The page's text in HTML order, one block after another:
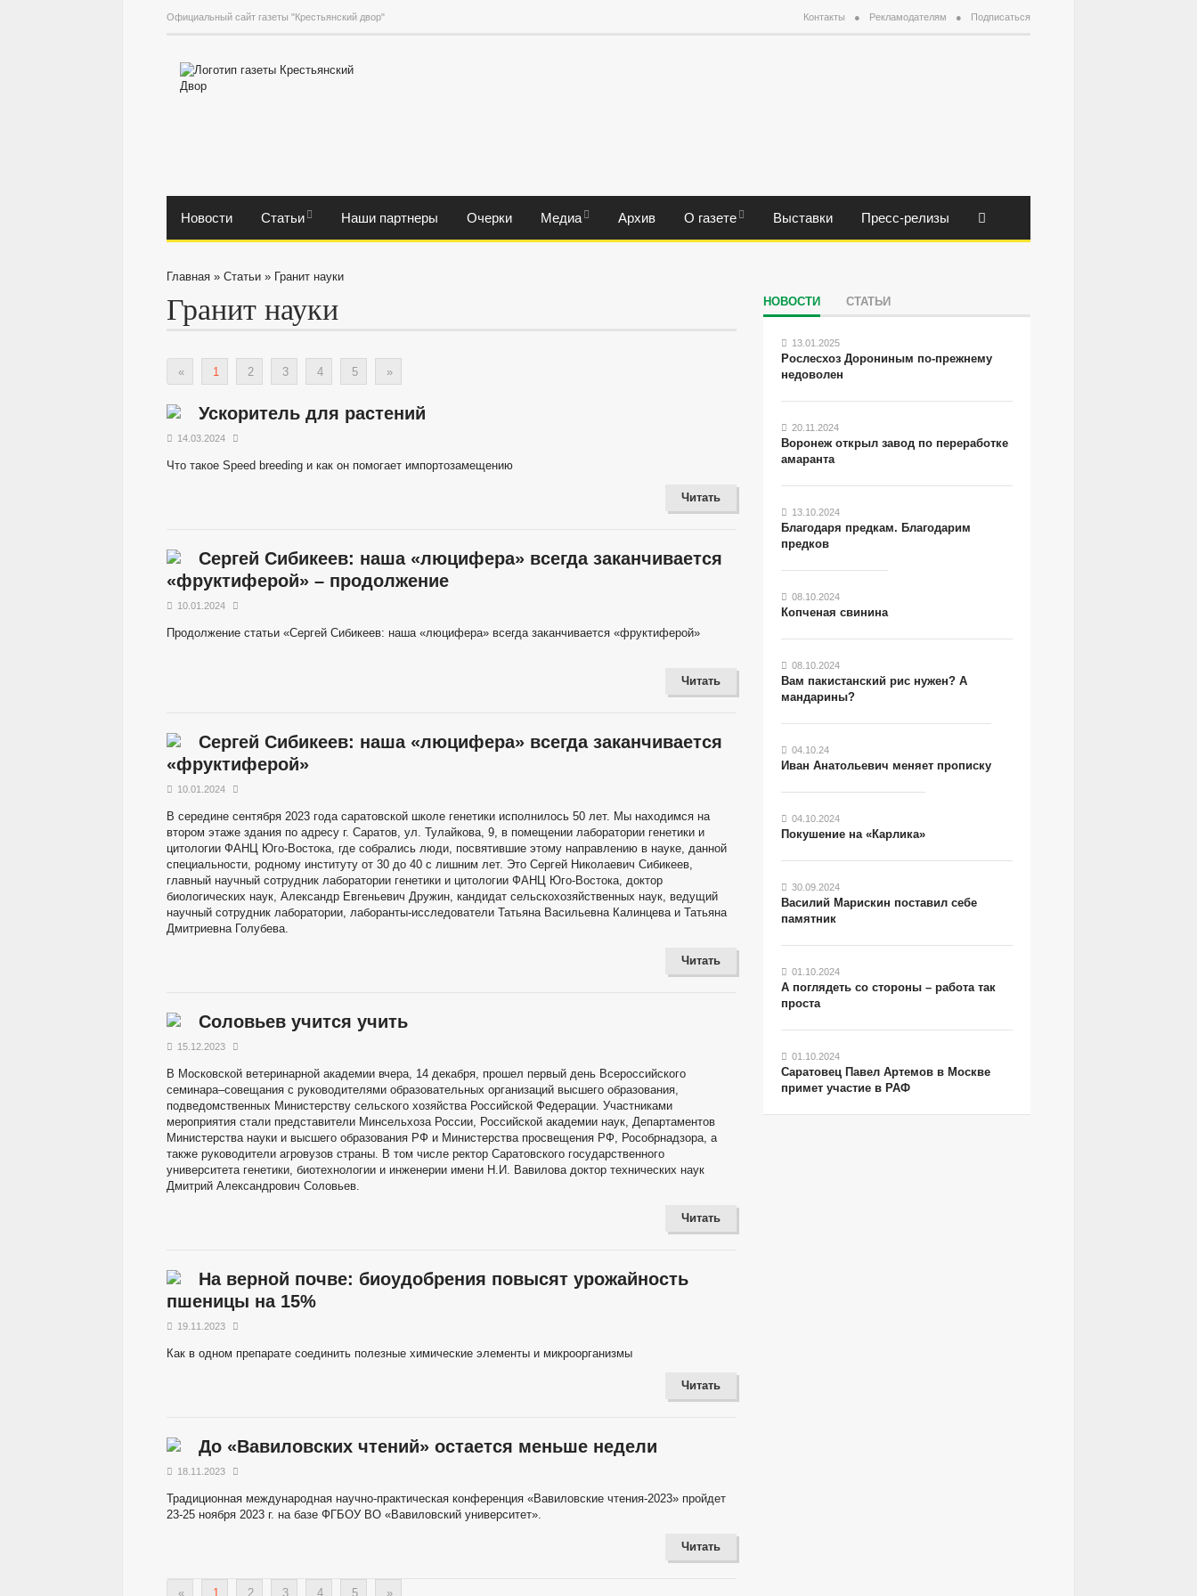
Официальный сайт газеты "Крестьянский двор" Контакты Рекламодателям Подписаться
Новости Статьи Наши партнеры Очерки Медиа Архив О газете Выставки Пресс-релизы
Главная » Статьи » Гранит науки
Гранит науки
« 1 2 3 4 5 »
Ускоритель для растений
14.03.2024
Что такое Speed breeding и как он помогает импортозамещению
Читать
Сергей Сибикеев: наша «люцифера» всегда заканчивается
«фруктиферой» – продолжение
10.01.2024
Продолжение статьи «Сергей Сибикеев: наша «люцифера» всегда заканчивается «фруктиферой»
Читать
Сергей Сибикеев: наша «люцифера» всегда заканчивается
«фруктиферой»
10.01.2024
В середине сентября 2023 года саратовской школе генетики исполнилось 50 лет. Мы находимся на
втором этаже здания по адресу г. Саратов, ул. Тулайкова, 9, в помещении лаборатории генетики и
цитологии ФАНЦ Юго-Востока, где собрались люди, посвятившие этому направлению в науке, данной
специальности, родному институту от 30 до 40 с лишним лет. Это Сергей Николаевич Сибикеев,
главный научный сотрудник лаборатории генетики и цитологии ФАНЦ Юго-Востока, доктор
биологических наук, Александр Евгеньевич Дружин, кандидат сельскохозяйственных наук, ведущий
научный сотрудник лаборатории, лаборанты-исследователи Татьяна Васильевна Калинцева и Татьяна
Дмитриевна Голубева.
Читать
Соловьев учится учить
15.12.2023
В Московской ветеринарной академии вчера, 14 декабря, прошел первый день Всероссийского
семинара–совещания с руководителями образовательных организаций высшего образования,
подведомственных Министерству сельского хозяйства Российской Федерации. Участниками
мероприятия стали представители Минсельхоза России, Российской академии наук, Департаментов
Министерства науки и высшего образования РФ и Министерства просвещения РФ, Рособрнадзора, а
также руководители агровузов страны. В том числе ректор Саратовского государственного
университета генетики, биотехнологии и инженерии имени Н.И. Вавилова доктор технических наук
Дмитрий Александрович Соловьев.
Читать
На верной почве: биоудобрения повысят урожайность
пшеницы на 15%
19.11.2023
Как в одном препарате соединить полезные химические элементы и микроорганизмы
Читать
До «Вавиловских чтений» остается меньше недели
18.11.2023
Традиционная международная научно-практическая конференция «Вавиловские чтения-2023» пройдет
23-25 ноября 2023 г. на базе ФГБОУ ВО «Вавиловский университет».
Читать
« 1 2 3 4 5 »
НОВОСТИ СТАТЬИ
13.01.2025
Рослесхоз Дорониным по-прежнему
недоволен
20.11.2024
Воронеж открыл завод по переработке
амаранта
13.10.2024
Благодаря предкам. Благодарим
предков
08.10.2024
Копченая свинина
08.10.2024
Вам пакистанский рис нужен? А
мандарины?
04.10.24
Иван Анатольевич меняет прописку
04.10.2024
Покушение на «Карлика»
30.09.2024
Василий Марискин поставил себе
памятник
01.10.2024
А поглядеть со стороны – работа так
проста
01.10.2024
Саратовец Павел Артемов в Москве
примет участие в РАФ